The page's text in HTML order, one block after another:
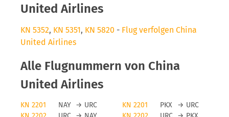
United Airlines
KN 5352, KN 5351, KN 5820 - Flug verfolgen China
United Airlines
Alle Flugnummern von China
United Airlines
KN 2201 NAY → URC KN 2201 PKX → URC